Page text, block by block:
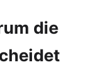
die